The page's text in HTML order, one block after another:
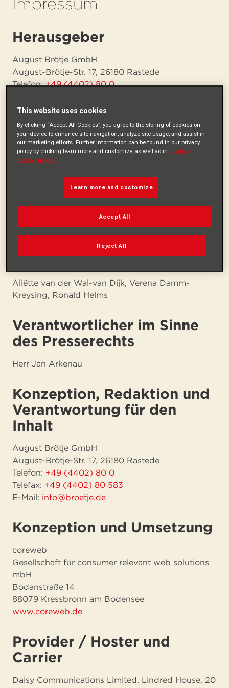
Herausgeber
August Brötje GmbH
August-Brötje-Str. 17, 26180 Rastede
Telefon:+49 (4402) 80 0
E-Mail:info@broetje.de
Gerichtsstand
Amtsgericht Oldenburg HRB 120714
Umsatz­steuer­
identifikations­nummer
DE 181989123
Geschäftsführer
Aliëtte van der Wal-van Dijk, Verena Damm-
Kreysing, Ronald Helms
Verantwortlicher im Sinne
des Presserechts
Herr Jan Arkenau
Konzeption, Redaktion und
Verantwortung für den
Inhalt
August Brötje GmbH
August-Brötje-Str. 17, 26180 Rastede
Telefon: +49 (4402) 80 0
Telefax: +49 (4402) 80 583
E-Mail: info@broetje.de
Konzeption und Umsetzung
coreweb
Gesellschaft für consumer relevant web solutions
mbH
Bodanstraße 14
88079 Kressbronn am Bodensee
www.coreweb.de
Provider / Hoster und
Carrier
Daisy Communications Limited, Lindred House, 20
This website uses cookies
By clicking “Accept All Cookies”, you agree to the storing of cookies on
your device to enhance site navigation, analyze site usage, and assist in
our marketing efforts. Further information can be found in our privacy
policy by clicking learn more and customize, as well as in Cookie
policy Imprint
Learn more and customize
Reject All
Accept All